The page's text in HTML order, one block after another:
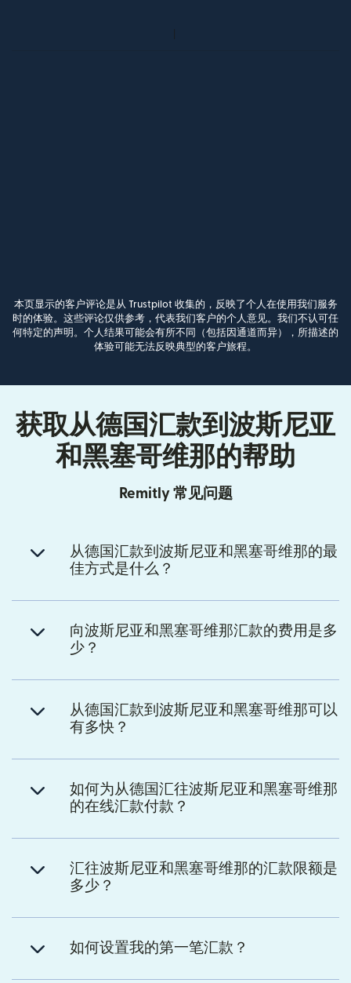
本页显示的客户评论是从 Trustpilot 收集的，反映了个人在使用我们服务
时的体验。这些评论仅供参考，代表我们客户的个人意见。我们不认可任
何特定的声明。个人结果可能会有所不同（包括因通道而异），所描述的
体验可能无法反映典型的客户旅程。
获取从德国汇款到波斯尼亚
和黑塞哥维那的帮助
Remitly 常见问题
从德国汇款到波斯尼亚和黑塞哥维那的最
佳方式是什么？
向波斯尼亚和黑塞哥维那汇款的费用是多
少？
从德国汇款到波斯尼亚和黑塞哥维那可以
有多快？
如何为从德国汇往波斯尼亚和黑塞哥维那
的在线汇款付款？
汇往波斯尼亚和黑塞哥维那的汇款限额是
多少？
如何设置我的第一笔汇款？